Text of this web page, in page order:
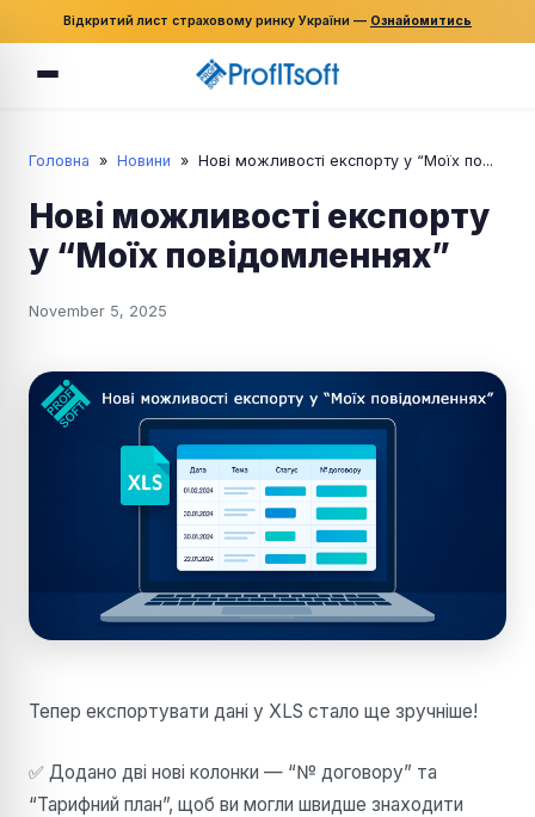
Відкритий лист страховому ринку України — Ознайомитись
Головна » Новини » Нові можливості експорту у “Моїх по...
Нові можливості експорту
у “Моїх повідомленнях”
November 5, 2025
Тепер експортувати дані у XLS стало ще зручніше!
✅ Додано дві нові колонки — “№ договору” та
“Тарифний план”, щоб ви могли швидше знаходити